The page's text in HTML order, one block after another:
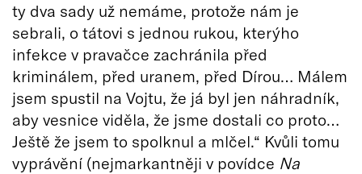
ty dva sady už nemáme, protože nám je
sebrali, o tátovi s jednou rukou, kterýho
infekce v pravačce zachránila před
kriminálem, před uranem, před Dírou… Málem
jsem spustil na Vojtu, že já byl jen náhradník,
aby vesnice viděla, že jsme dostali co proto…
Ještě že jsem to spolknul a mlčel.“ Kvůli tomu
vyprávění (nejmarkantněji v povídce Na